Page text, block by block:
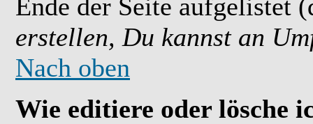
Ende der Seite aufgelistet
erstellen, Du kannst an
Nach oben
Wie editiere oder lösche